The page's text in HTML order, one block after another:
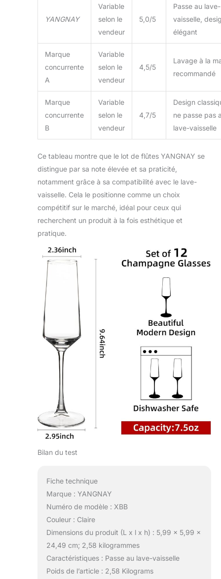
YANGNAY
Variable
selon le
vendeur
5,0/5
Passe au lave-
vaisselle,
élégant
Marque
concurrente
A
Variable
selon le
vendeur
4,5/5
Lavage à la
recommandé
Marque
concurrente
B
Variable
selon le
vendeur
4,7/5
Design
ne passe pas
lave-vaisselle
Ce tableau montre que le lot de flûtes YANGNAY se
distingue par sa note élevée et sa praticité,
notamment grâce à sa compatibilité avec le lave-
vaisselle. Cela le positionne comme un choix
compétitif sur le marché, idéal pour ceux qui
recherchent un produit à la fois esthétique et
pratique.
Bilan du test
Fiche technique
Marque : YANGNAY
Numéro de modèle : XBB
Couleur : Claire
Dimensions du produit (L x l x h) : 5,99 x 5,99 x
24,49 cm; 2,58 kilogrammes
Caractéristiques : Passe au lave-vaisselle
Poids de l’article : 2,58 Kilograms